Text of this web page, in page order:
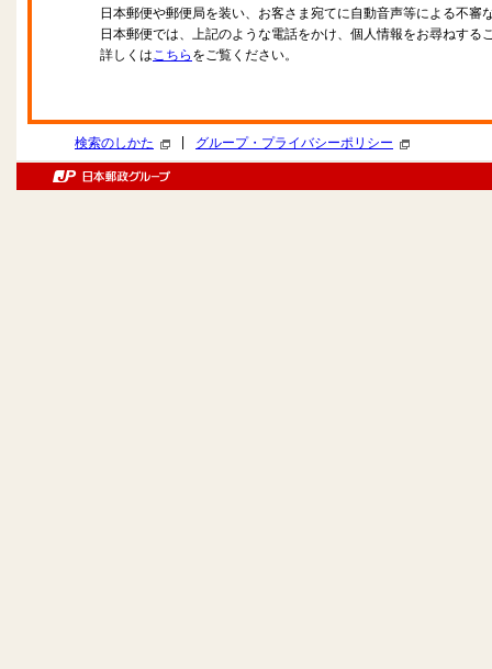
日本郵便や郵便局を装い、お客さま宛てに自動音声等による不審
日本郵便では、上記のような電話をかけ、個人情報をお尋ねする
詳しくはこちら をご覧ください。
検索のしかた グループ・プライバシーポリシー